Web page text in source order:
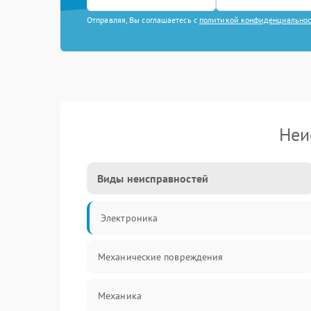
Отправляя, Вы соглашаетесь с политикой
Виды неисправностей
Электроника
Механические повреждения
Механика